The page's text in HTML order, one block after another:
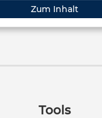
oben nach unten und beides
umgekehrt.
Zum Inhalt
Tools